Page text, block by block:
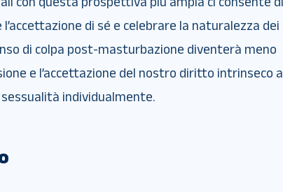
di sé e celebrare la naturalezza dei
di colpa post-masturbazione diventerà meno
e l’accettazione del nostro diritto intrinseco a
individualmente.